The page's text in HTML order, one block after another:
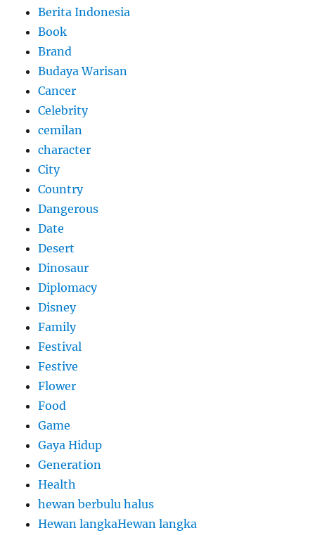
Berita Indonesia
Book
Brand
Budaya Warisan
Cancer
Celebrity
cemilan
character
City
Country
Dangerous
Date
Desert
Dinosaur
Diplomacy
Disney
Family
Festival
Festive
Flower
Food
Game
Gaya Hidup
Generation
Health
hewan berbulu halus
Hewan langkaHewan langka